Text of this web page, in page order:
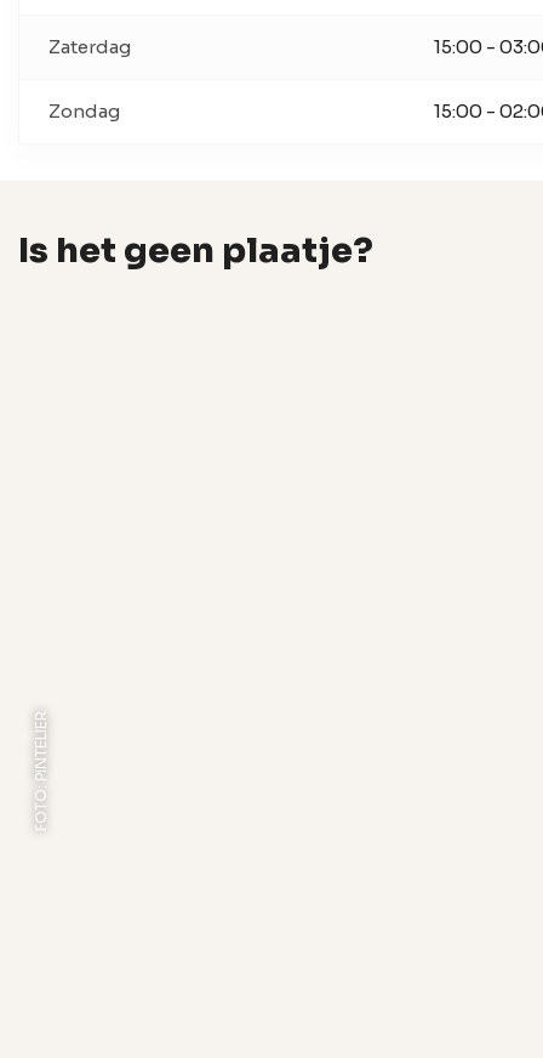
Zaterdag 15:00 -
Zondag 15:00 -
Is het geen plaatje?
FOTO: PINTELIER